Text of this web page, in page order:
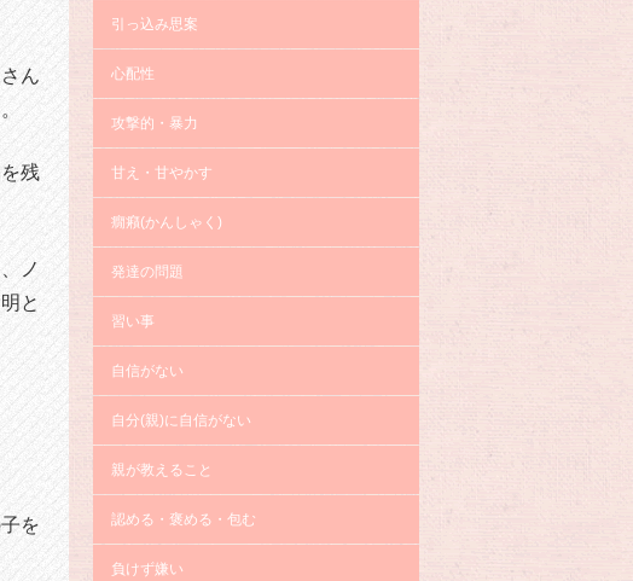
ん
残
ノ
と
を
引っ込み思案
心配性
攻撃的・暴力
甘え・甘やかす
癇癪(かんしゃく)
発達の問題
習い事
自信がない
自分(親)に自信がない
親が教えること
認める・褒める・包む
負けず嫌い